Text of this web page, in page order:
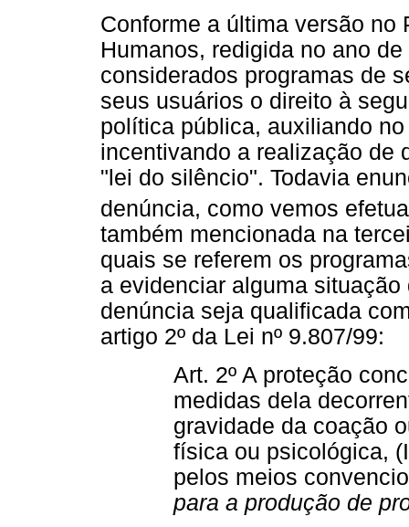
Conforme a última versão no
Humanos, redigida no ano
considerados programas de
seus usuários o direito à
política pública, auxiliando
incentivando a realização de
"lei do silêncio". Todavia
denúncia, como vemos
também mencionada na
quais se referem os
a evidenciar alguma
denúncia seja qualificada
artigo 2º da Lei nº 9.807/99:
Art. 2º A proteção
medidas dela
gravidade da coação
física ou psicológica,
pelos meios
para a produção de